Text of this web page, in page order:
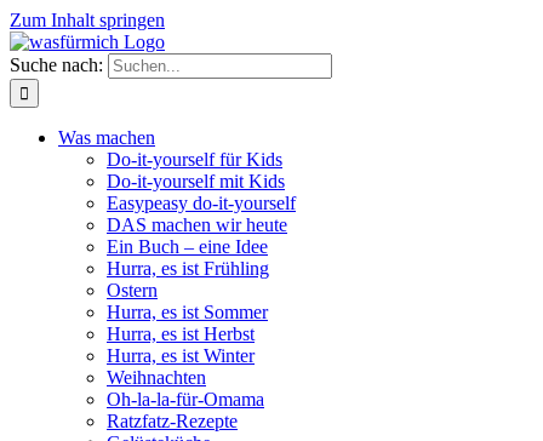
Zum Inhalt springen
Suche nach:
Was machen
Do-it-yourself für Kids
Do-it-yourself mit Kids
Easypeasy do-it-yourself
DAS machen wir heute
Ein Buch – eine Idee
Hurra, es ist Frühling
Ostern
Hurra, es ist Sommer
Hurra, es ist Herbst
Hurra, es ist Winter
Weihnachten
Oh-la-la-für-Omama
Ratzfatz-Rezepte